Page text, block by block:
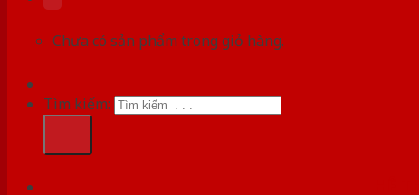
Chưa có sản phẩm trong giỏ hàng.
Tìm kiếm: